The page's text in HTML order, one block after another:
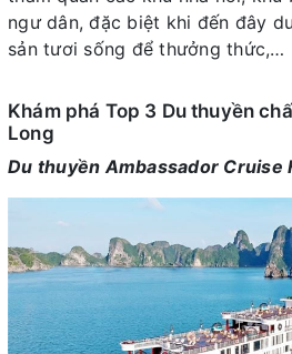
ngư dân, đặc biệt khi đến đây
sản tươi sống để thưởng thức,…
Khám phá Top 3 Du thuyền
Long
Du thuyền Ambassador Cruise